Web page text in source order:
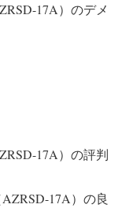
17A）のデメ
17A）の評判
AZRSD-17A）の良